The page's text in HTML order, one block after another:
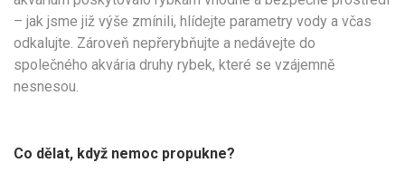
– jak jsme již výše zmínili, hlídejte parametry vody a včas
odkalujte. Zároveň nepřerybňujte a nedávejte do
společného akvária druhy rybek, které se vzájemně
nesnesou.
Co dělat, když nemoc propukne?